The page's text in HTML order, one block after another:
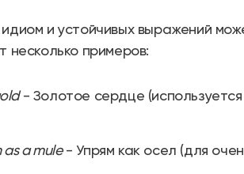
и устойчивых выражений
несколько примеров:
- Золотое сердце
a mule- Упрям как осел (для